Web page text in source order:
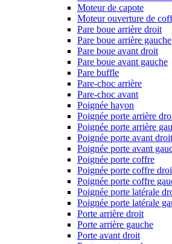
Moteur de capote
Moteur ouverture de
Pare boue arrière droit
Pare boue arrière gauche
Pare boue avant droit
Pare boue avant gauche
Pare buffle
Pare-choc arrière
Pare-choc avant
Poignée hayon
Poignée porte arrière
Poignée porte arrière
Poignée porte avant droit
Poignée porte avant
Poignée porte coffre
Poignée porte coffre
Poignée porte coffre
Poignée porte latérale
Poignée porte latérale
Porte arrière droit
Porte arrière gauche
Porte avant droit